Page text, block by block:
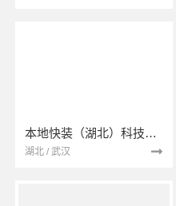
本地快装（湖北）科技有限公司
湖北 / 武汉